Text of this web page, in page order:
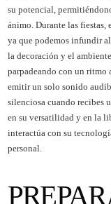
su potencial,
ánimo. Durante las fiestas,
ya que podemos infundir
la decoración y el
parpadeando con un ritmo
emitir un solo sonido
silenciosa cuando recibes
en su versatilidad y en la
interactúa con su
personal.